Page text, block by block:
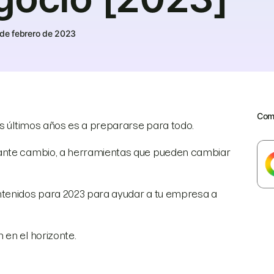
febrero de 2023
últimos años es a prepararse para todo.
cambio, a herramientas que pueden cambiar
para 2023 para ayudar a tu empresa a
en el horizonte.